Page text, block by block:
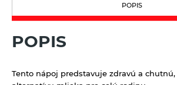
Octy
Prírodné certifikované mydlá
Pudingy
Sirupy
POPIS
POPIS
Tento nápoj predstavuje zdravú a